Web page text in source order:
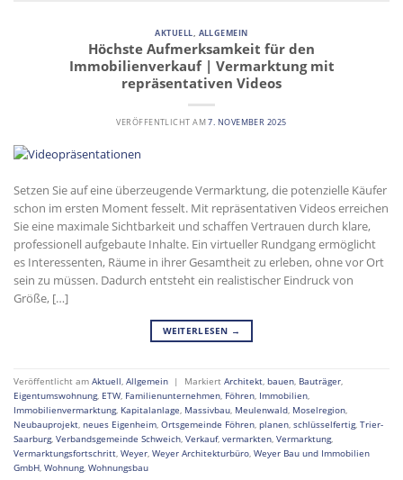
AKTUELL ALLGEMEIN
Höchste Aufmerksamkeit für den
Immobilienverkauf | Vermarktung mit
repräsentativen Videos
VERÖFFENTLICHT AM7. NOVEMBER 2025
Setzen Sie auf eine überzeugende Vermarktung, die potenzielle Käufer
schon im ersten Moment fesselt. Mit repräsentativen Videos erreichen
Sie eine maximale Sichtbarkeit und schaffen Vertrauen durch klare,
professionell aufgebaute Inhalte. Ein virtueller Rundgang ermöglicht
es Interessenten, Räume in ihrer Gesamtheit zu erleben, ohne vor Ort
sein zu müssen. Dadurch entsteht ein realistischer Eindruck von
Größe, […]
WEITERLESEN →
Veröffentlicht am Aktuell, Allgemein | Markiert Architekt, bauen, Bauträger,
Eigentumswohnung, ETW, Familienunternehmen, Föhren, Immobilien,
Immobilienvermarktung, Kapitalanlage, Massivbau, Meulenwald, Moselregion,
Neubauprojekt, neues Eigenheim, Ortsgemeinde Föhren, planen, schlüsselfertig, Trier-
Saarburg, Verbandsgemeinde Schweich, Verkauf, vermarkten, Vermarktung,
Vermarktungsfortschritt, Weyer, Weyer Architekturbüro, Weyer Bau und Immobilien
GmbH, Wohnung, Wohnungsbau